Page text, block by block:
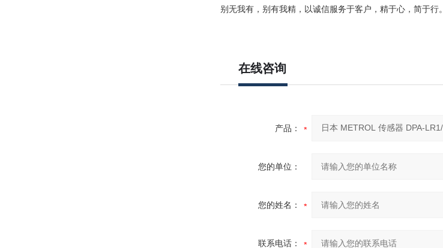
别无我有，别有我精，以诚信服务于客户，精于心，简于行。
在线咨询
产品：
您的单位：
您的姓名：
联系电话：